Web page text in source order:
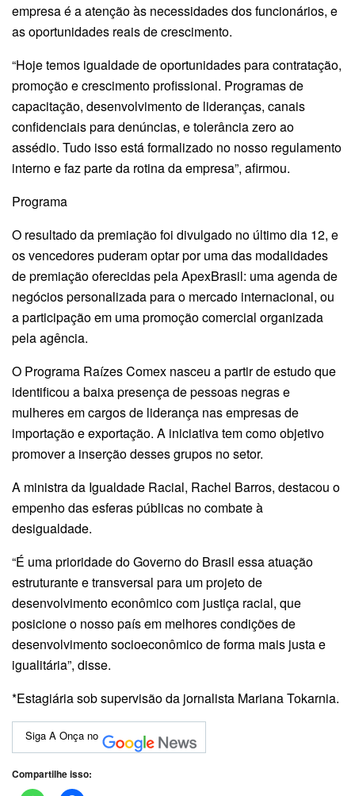
empresa é a atenção às necessidades dos funcionários, e
as oportunidades reais de crescimento.
“Hoje temos igualdade de oportunidades para contratação,
promoção e crescimento profissional. Programas de
capacitação, desenvolvimento de lideranças, canais
confidenciais para denúncias, e tolerância zero ao
assédio. Tudo isso está formalizado no nosso regulamento
interno e faz parte da rotina da empresa”, afirmou.
Programa
O resultado da premiação foi divulgado no último dia 12, e
os vencedores puderam optar por uma das modalidades
de premiação oferecidas pela ApexBrasil: uma agenda de
negócios personalizada para o mercado internacional, ou
a participação em uma promoção comercial organizada
pela agência.
O Programa Raízes Comex nasceu a partir de estudo que
identificou a baixa presença de pessoas negras e
mulheres em cargos de liderança nas empresas de
importação e exportação. A iniciativa tem como objetivo
promover a inserção desses grupos no setor.
A ministra da Igualdade Racial, Rachel Barros, destacou o
empenho das esferas públicas no combate à
desigualdade.
“É uma prioridade do Governo do Brasil essa atuação
estruturante e transversal para um projeto de
desenvolvimento econômico com justiça racial, que
posicione o nosso país em melhores condições de
desenvolvimento socioeconômico de forma mais justa e
igualitária”, disse.
*Estagiária sob supervisão da jornalista Mariana Tokarnia.
Siga A Onça no
Compartilhe isso: